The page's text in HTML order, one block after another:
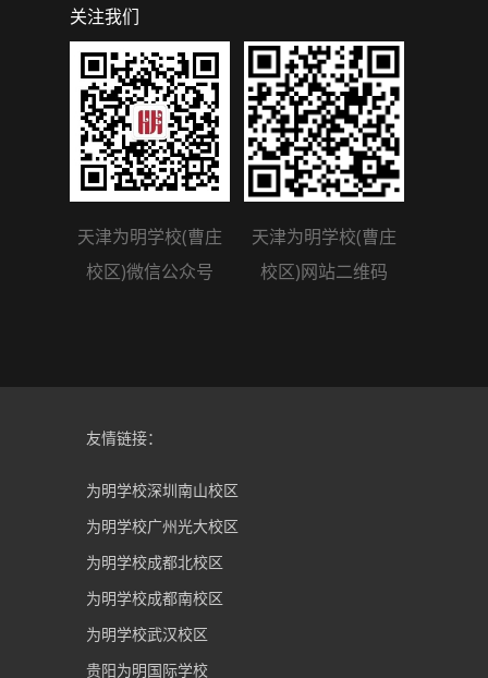
关注我们
天津为明学校(曹庄
校区)微信公众号
天津为明学校(曹庄
校区)网站二维码
友情链接：
为明学校深圳南山校区
为明学校广州光大校区
为明学校成都北校区
为明学校成都南校区
为明学校武汉校区
贵阳为明国际学校